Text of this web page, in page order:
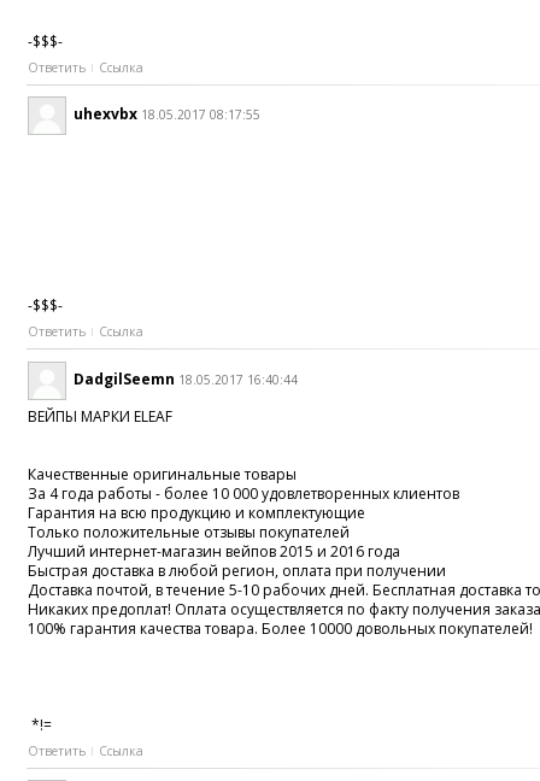
-$$$-
Ответить Ссылка
uhexvbx 18.05.2017 08:17:55
-$$$-
Ответить Ссылка
DadgilSeemn 18.05.2017 16:40:44
ВЕЙПЫ МАРКИ ELEAF
Качественные оригинальные товары
За 4 года работы - более 10 000 удовлетворенных клиентов
Гарантия на всю продукцию и комплектующие
Только положительные отзывы покупателей
Лучший интернет-магазин вейпов 2015 и 2016 года
Быстрая доставка в любой регион, оплата при получении
Доставка почтой, в течение 5-10 рабочих дней. Бесплатная доставка
Никаких предоплат! Оплата осуществляется по факту получения
100% гарантия качества товара. Более 10000 довольных покупателей!
*!=
Ответить Ссылка